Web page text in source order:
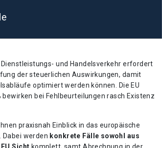
und Handelsverkehr erfordert
der steuerlichen Auswirkungen, damit
optimiert werden können. Die EU
bei Fehlbeurteilungen rasch Existenz
praxisnah Einblick in das europäische
werden konkrete Fälle sowohl aus
Sicht komplett, samt Abrechnung in der